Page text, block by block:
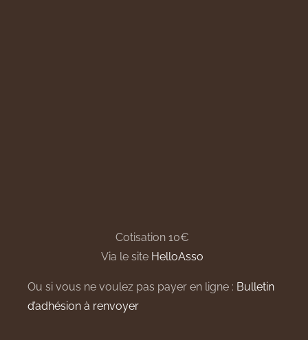
Cotisation 10€
Via le site HelloAsso
Ou si vous ne voulez pas payer en ligne : Bulletin
d’adhésion à renvoyer